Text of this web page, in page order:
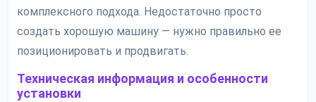
комплексного подхода. Недостаточно просто
создать хорошую машину — нужно правильно ее
позиционировать и продвигать.
Техническая информация и особенности
установки